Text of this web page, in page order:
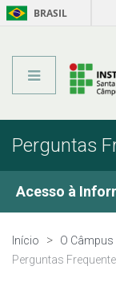
BRASIL
Perguntas
Acesso à
Início O Câmpus
Perguntas